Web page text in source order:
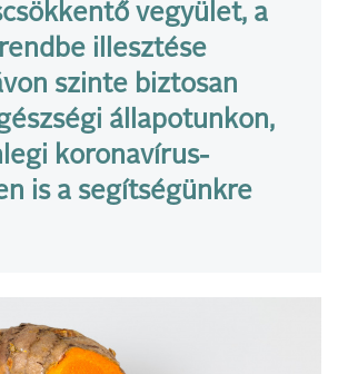
vegyület, a
illesztése
szinte biztosan
állapotunkon,
koronavírus-
is a segítségünkre